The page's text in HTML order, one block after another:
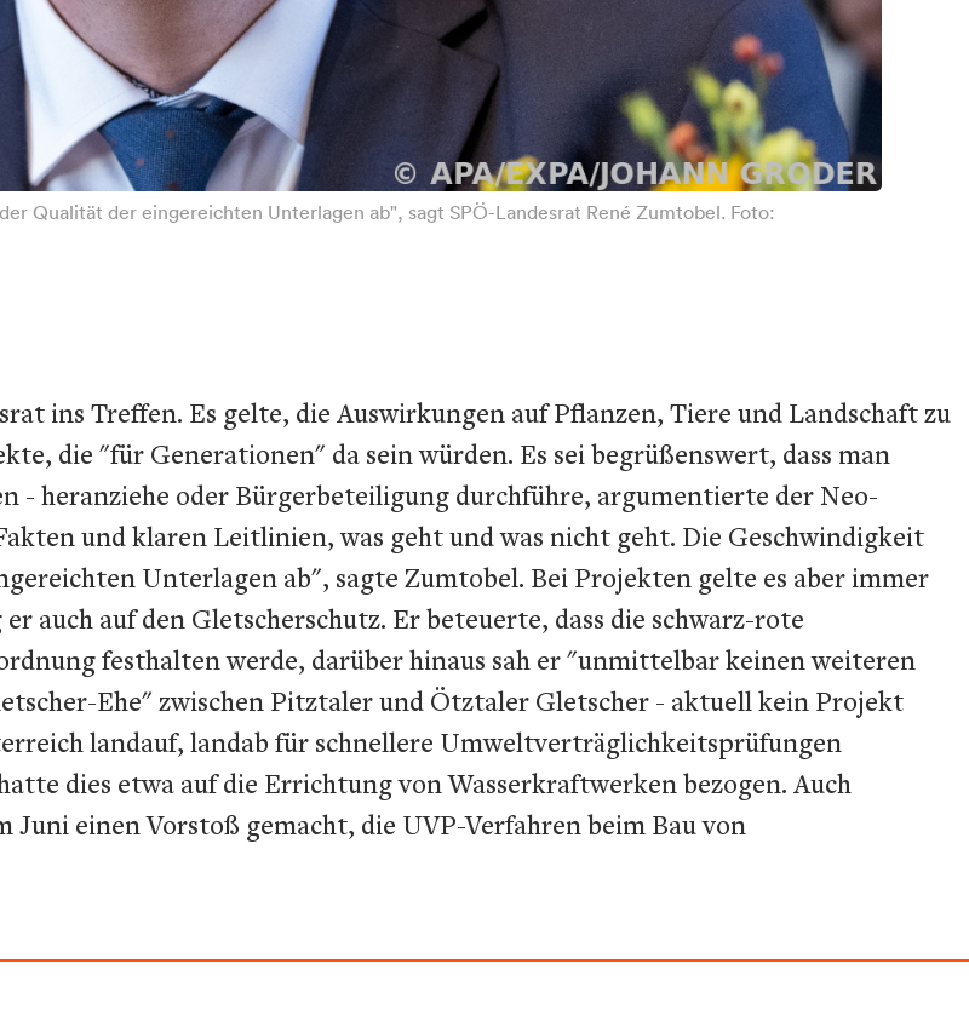
Qualität der eingereichten Unterlagen ab", sagt SPÖ-Landesrat René Zumtobel. Foto:
ins Treffen. Es gelte, die Auswirkungen auf Pflanzen, Tiere und Landschaft zu
die "für Generationen" da sein würden. Es sei begrüßenswert, dass man
- heranziehe oder Bürgerbeteiligung durchführe, argumentierte der Neo-
und klaren Leitlinien, was geht und was nicht geht. Die Geschwindigkeit
Unterlagen ab", sagte Zumtobel. Bei Projekten gelte es aber immer
auch auf den Gletscherschutz. Er beteuerte, dass die schwarz-rote
festhalten werde, darüber hinaus sah er "unmittelbar keinen weiteren
Ehe" zwischen Pitztaler und Ötztaler Gletscher - aktuell kein Projekt
landauf, landab für schnellere Umweltverträglichkeitsprüfungen
dies etwa auf die Errichtung von Wasserkraftwerken bezogen. Auch
einen Vorstoß gemacht, die UVP-Verfahren beim Bau von